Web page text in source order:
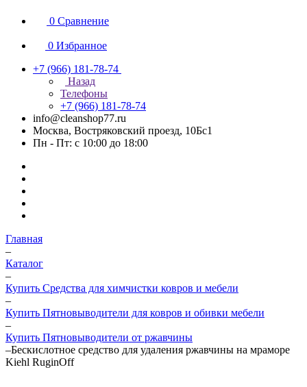
0 Сравнение
0 Избранное
+7 (966) 181-78-74
Назад
Телефоны
+7 (966) 181-78-74
info@cleanshop77.ru
Москва, Востряковский проезд, 10Бс1
Пн - Пт: с 10:00 до 18:00
Главная
–
Каталог
–
Купить Средства для химчистки ковров и мебели
–
Купить Пятновыводители для ковров и обивки мебели
–
Купить Пятновыводители от ржавчины
–Бескислотное средство для удаления ржавчины на мраморе
Kiehl RuginOff